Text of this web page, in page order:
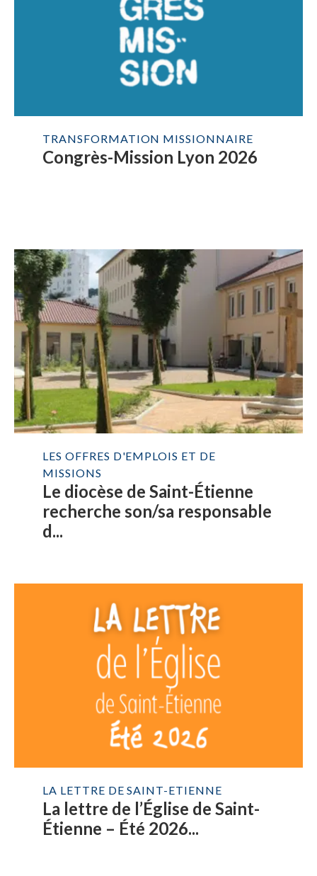
TRANSFORMATION MISSIONNAIRE
Congrès-Mission Lyon 2026
LES OFFRES D'EMPLOIS ET DE
MISSIONS
Le diocèse de Saint-Étienne
recherche son/sa responsable
d...
LA LETTRE DE SAINT-ETIENNE
La lettre de l’Église de Saint-
Étienne – Été 2026...